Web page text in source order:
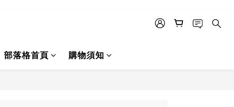
部落格首頁 購物須知